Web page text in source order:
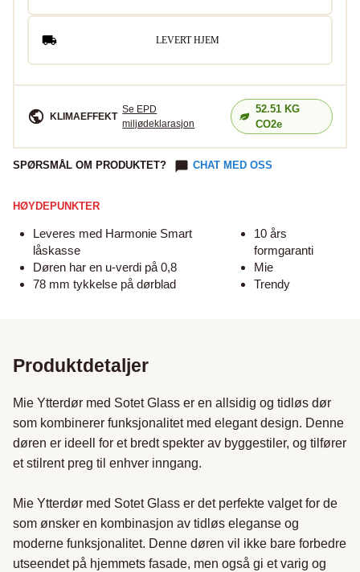
LEVERT HJEM
KLIMAEFFEKT
Se EPD
miljødeklarasjon
52.51KG
CO2e
SPØRSMÅL OM PRODUKTET? CHAT MED OSS
HØYDEPUNKTER
Leveres med Harmonie Smart
låskasse
Døren har en u-verdi på 0,8
78 mm tykkelse på dørblad
10 års
formgaranti
Mie
Trendy
Produktdetaljer
Mie Ytterdør med Sotet Glass er en allsidig og tidløs dør
som kombinerer funksjonalitet med elegant design. Denne
døren er ideell for et bredt spekter av byggestiler, og tilfører
et stilrent preg til enhver inngang.
Mie Ytterdør med Sotet Glass er det perfekte valget for de
som ønsker en kombinasjon av tidløs eleganse og
moderne funksjonalitet. Denne døren vil ikke bare forbedre
utseendet på hjemmets fasade, men også gi et varig og